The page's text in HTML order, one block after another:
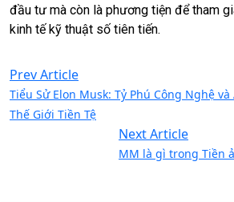
đầu tư mà còn là phương tiện để tham
kinh tế kỹ thuật số tiên tiến.
Prev Article
Tiểu Sử Elon Musk: Tỷ Phú Công Nghệ
Thế Giới Tiền Tệ
Next Article
MM là gì trong Tiền